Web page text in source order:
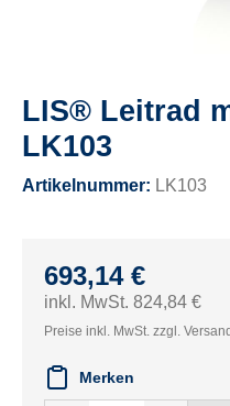
LIS® Leitrad
LK103
Artikelnummer: LK103
693,14 €
inkl. MwSt. 824,84 €
Preise inkl. MwSt. zzgl.
Merken